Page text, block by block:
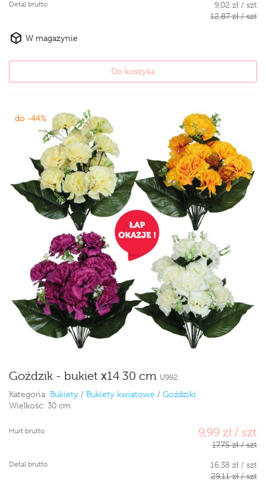
Detal brutto
9,02 zł / szt
12,87 zł / szt
W magazynie
Do koszyka
do -44%
Goździk - bukiet x14 30 cm U992
Kategoria: Bukiety / Bukiety kwiatowe / Goździki
Wielkość: 30 cm
Hurt brutto 9,99 zł / szt
17,75 zł / szt
Detal brutto
16,38 zł / szt
29,11 zł / szt